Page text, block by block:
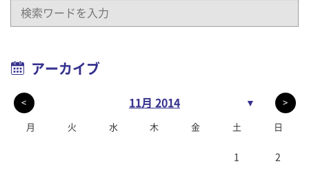
アーカイブ
< 11月 2014 ▼ >
月 火 水 木 金 土 日
1 2